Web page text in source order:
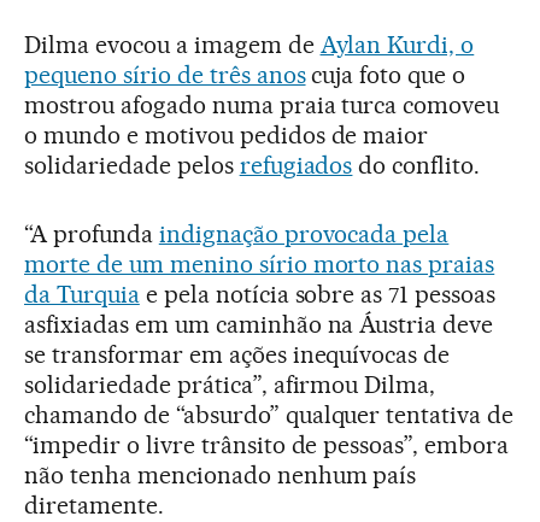
Dilma evocou a imagem de Aylan Kurdi, o
pequeno sírio de três anoscuja foto que o
mostrou afogado numa praia turca comoveu
o mundo e motivou pedidos de maior
solidariedade pelos refugiados do conflito.
“A profunda indignação provocada pela
morte de um menino sírio morto nas praias
da Turquiae pela notícia sobre as 71 pessoas
asfixiadas em um caminhão na Áustria deve
se transformar em ações inequívocas de
solidariedade prática”, afirmou Dilma,
chamando de “absurdo” qualquer tentativa de
“impedir o livre trânsito de pessoas”, embora
não tenha mencionado nenhum país
diretamente.